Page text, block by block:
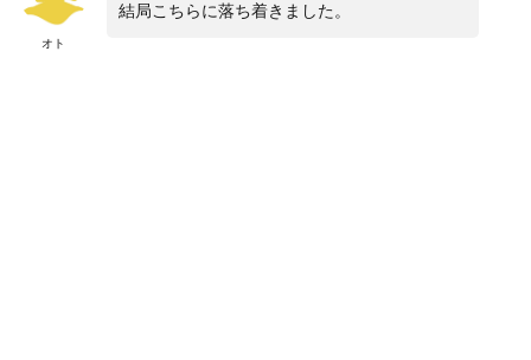
オト
結局こちらに落ち着きました。